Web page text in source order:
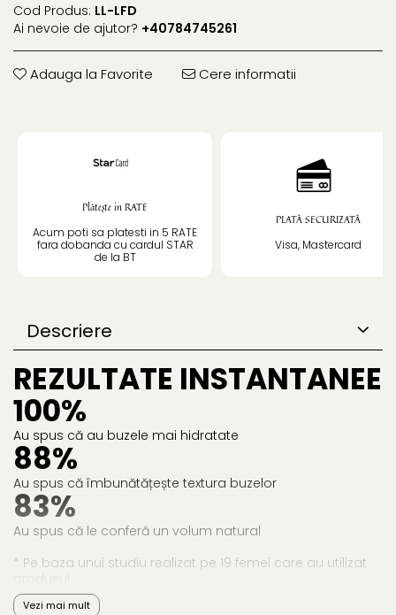
Cod Produs: LL-LFD
Ai nevoie de ajutor? +40784745261
Adauga la Favorite Cere informatii
Plătește in RATE
Acum poti sa platesti in 5 RATE
fara dobanda cu cardul STAR
de la BT
PLATĂ SECURIZATĂ
Visa, Mastercard
Descriere
REZULTATE INSTANTANEE
100%
Au spus că au buzele mai hidratate
88%
Au spus că îmbunătățește textura buzelor
83%
Au spus că le conferă un volum natural
* Pe baza unui studiu realizat pe 19 femei care au utilizat
Vezi mai mult